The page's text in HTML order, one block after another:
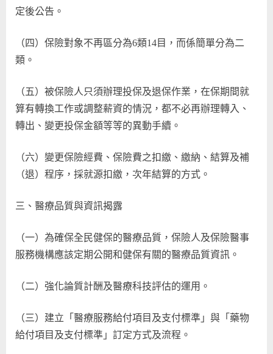
定後公告。
（四）保險對象不再區分為6類14目，而係簡單分為二
類。
（五）被保險人只須辦理投保及退保作業，在保期間就
算有轉換工作或調整薪資的情況，都不必再辦理轉入、
轉出、變更投保金額等等的異動手續。
（六）變更保險經費、保險費之扣繳、繳納、結算及補
（退）程序，採就源扣繳，次年結算的方式。
三、醫療品質與資訊揭露
（一）為確保全民健保的醫療品質，保險人及保險醫事
服務機構應該定期公開和健保有關的醫療品質資訊。
（二）強化論質計酬及醫療科技評估的運用。
（三）建立「醫療服務給付項目及支付標準」與「藥物
給付項目及支付標準」訂定方式及流程。